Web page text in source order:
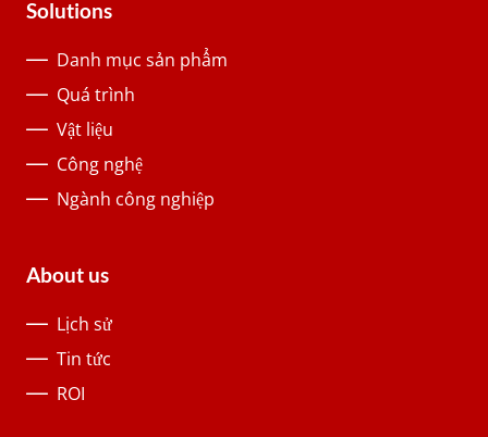
Solutions
Danh mục sản phẩm
Quá trình
Vật liệu
Công nghệ
Ngành công nghiệp
About us
Lịch sử
Tin tức
ROI